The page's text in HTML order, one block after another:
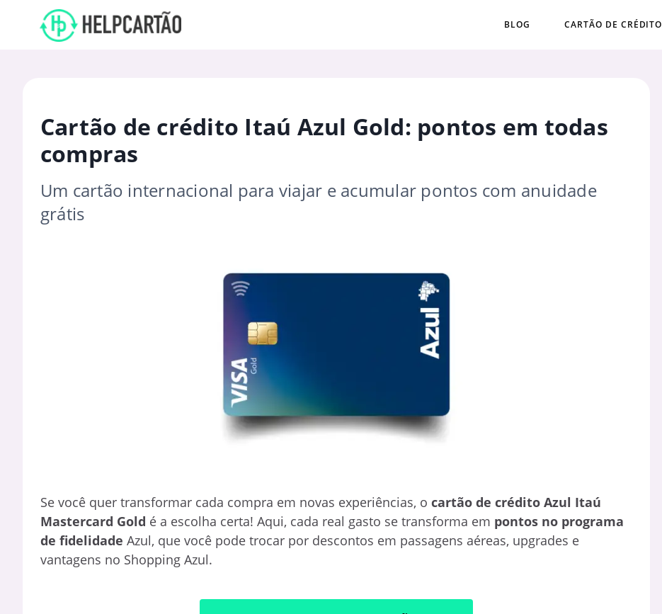
BLOG CARTÃO DE CRÉDITO
Cartão de crédito Itaú Azul Gold: pontos em todas
compras
Um cartão internacional para viajar e acumular pontos com anuidade
grátis
Se você quer transformar cada compra em novas experiências, o cartão de crédito Azul Itaú
Mastercard Gold é a escolha certa! Aqui, cada real gasto se transforma em pontos no programa
de fidelidade Azul, que você pode trocar por descontos em passagens aéreas, upgrades e
vantagens no Shopping Azul.